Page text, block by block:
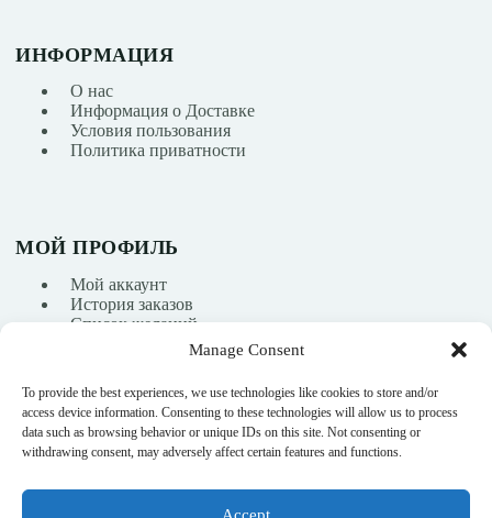
Manage Consent
To provide the best experiences, we use technologies like cookies to store and/or
access device information. Consenting to these technologies will allow us to process
data such as browsing behavior or unique IDs on this site. Not consenting or
withdrawing consent, may adversely affect certain features and functions.
Accept
ИНФОРМАЦИЯ
О нас
Информация о Доставке
Условия пользования
Политика приватности
МОЙ ПРОФИЛЬ
Мой аккаунт
История заказов
Список желаний
info@nikasport.eu
+371 28228266